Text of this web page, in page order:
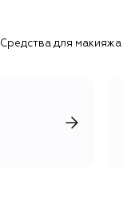
Средства для макияжа